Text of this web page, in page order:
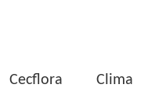
Cecflora Clima